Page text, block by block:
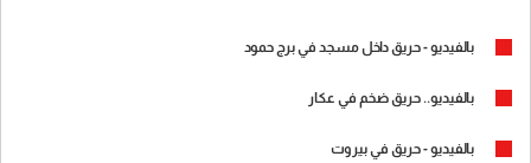
بالفيديو - حريق داخل مسجد في برج حمود
بالفيديو.. حريق ضخم في عكار
بالفيديو - حريق في بيروت